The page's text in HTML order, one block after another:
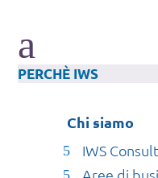
a
PERCHÈ IWS
Chi siamo
IWS